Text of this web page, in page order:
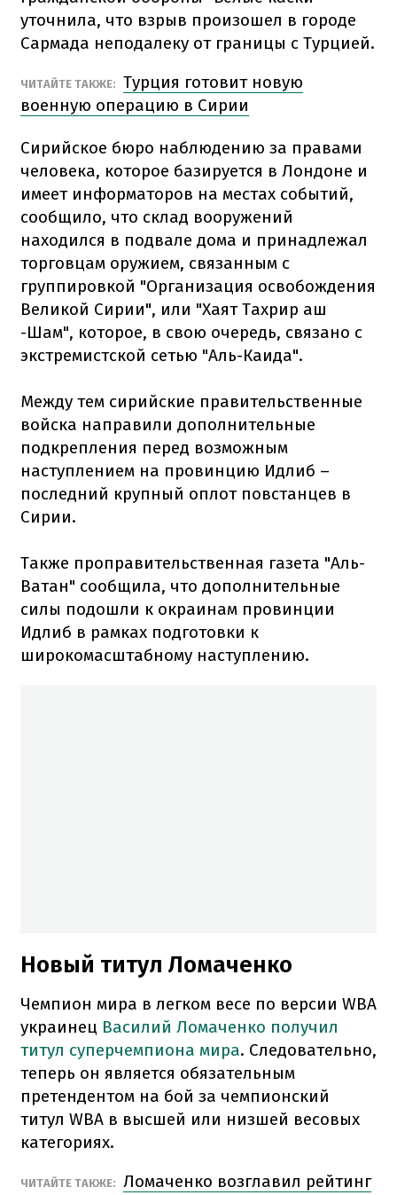
уточнила, что взрыв произошел в городе
Сармада неподалеку от границы с Турцией.
ЧИТАЙТЕ ТАКЖЕ: Турция готовит новую
военную операцию в Сирии
Сирийское бюро наблюдению за правами
человека, которое базируется в Лондоне и
имеет информаторов на местах событий,
сообщило, что склад вооружений
находился в подвале дома и принадлежал
торговцам оружием, связанным с
группировкой "Организация освобождения
Великой Сирии", или "Хаят Тахрир аш
-Шам", которое, в свою очередь, связано с
экстремистской сетью "Аль-Каида".
Между тем сирийские правительственные
войска направили дополнительные
подкрепления перед возможным
наступлением на провинцию Идлиб –
последний крупный оплот повстанцев в
Сирии.
Также проправительственная газета "Аль-
Ватан" сообщила, что дополнительные
силы подошли к окраинам провинции
Идлиб в рамках подготовки к
широкомасштабному наступлению.
Новый титул Ломаченко
Чемпион мира в легком весе по версии WBA
украинец Василий Ломаченко получил
титул суперчемпиона мира. Следовательно,
теперь он является обязательным
претендентом на бой за чемпионский
титул WBA в высшей или низшей весовых
категориях.
ЧИТАЙТЕ ТАКЖЕ: Ломаченко возглавил рейтинг